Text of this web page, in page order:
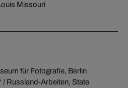
Missouri
für Fotografie, Berlin
/ Russland-Arbeiten, State